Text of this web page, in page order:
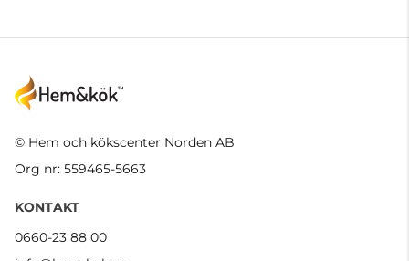
© Hem och kökscenter Norden AB
Org nr: 559465-5663
KONTAKT
0660-23 88 00